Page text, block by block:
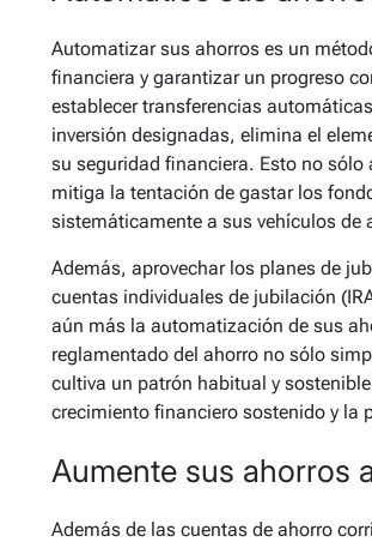
Automatizar sus ahorros es un
financiera y garantizar un progreso
establecer transferencias
inversión designadas, elimina el
su seguridad financiera. Esto no
mitiga la tentación de gastar los
sistemáticamente a sus vehículos de
Además, aprovechar los planes de
cuentas individuales de jubilación
aún más la automatización de sus
reglamentado del ahorro no sólo
cultiva un patrón habitual y
crecimiento financiero sostenido y la
Aumente sus ahorros
Además de las cuentas de ahorro